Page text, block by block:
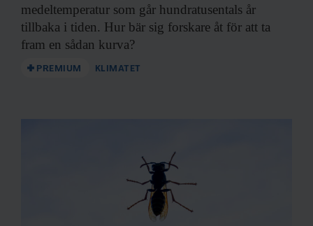
medeltemperatur som går hundratusentals år
tillbaka i tiden. Hur bär sig forskare åt för att ta
fram en sådan kurva?
PREMIUM KLIMATET